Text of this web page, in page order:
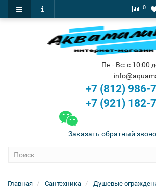
0
Пн - Вс: с 10:00
+7 (812) 986-
+7 (921) 182-
Заказать обратный
Главная Сантехника
Душевые